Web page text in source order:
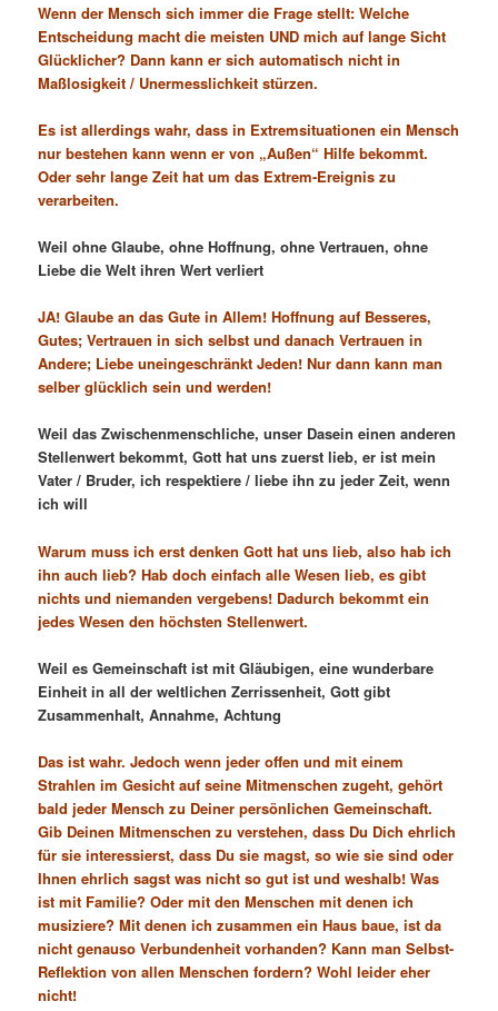
Wenn der Mensch sich immer die Frage stellt: Welche
Entscheidung macht die meisten UND mich auf lange Sicht
Glücklicher? Dann kann er sich automatisch nicht in
Maßlosigkeit / Unermesslichkeit stürzen.
Es ist allerdings wahr, dass in Extremsituationen ein Mensch
nur bestehen kann wenn er von „Außen“ Hilfe bekommt.
Oder sehr lange Zeit hat um das Extrem-Ereignis zu
verarbeiten.
Weil ohne Glaube, ohne Hoffnung, ohne Vertrauen, ohne
Liebe die Welt ihren Wert verliert
JA! Glaube an das Gute in Allem! Hoffnung auf Besseres,
Gutes; Vertrauen in sich selbst und danach Vertrauen in
Andere; Liebe uneingeschränkt Jeden! Nur dann kann man
selber glücklich sein und werden!
Weil das Zwischenmenschliche, unser Dasein einen anderen
Stellenwert bekommt, Gott hat uns zuerst lieb, er ist mein
Vater / Bruder, ich respektiere / liebe ihn zu jeder Zeit, wenn
ich will
Warum muss ich erst denken Gott hat uns lieb, also hab ich
ihn auch lieb? Hab doch einfach alle Wesen lieb, es gibt
nichts und niemanden vergebens! Dadurch bekommt ein
jedes Wesen den höchsten Stellenwert.
Weil es Gemeinschaft ist mit Gläubigen, eine wunderbare
Einheit in all der weltlichen Zerrissenheit, Gott gibt
Zusammenhalt, Annahme, Achtung
Das ist wahr. Jedoch wenn jeder offen und mit einem
Strahlen im Gesicht auf seine Mitmenschen zugeht, gehört
bald jeder Mensch zu Deiner persönlichen Gemeinschaft.
Gib Deinen Mitmenschen zu verstehen, dass Du Dich ehrlich
für sie interessierst, dass Du sie magst, so wie sie sind oder
Ihnen ehrlich sagst was nicht so gut ist und weshalb! Was
ist mit Familie? Oder mit den Menschen mit denen ich
musiziere? Mit denen ich zusammen ein Haus baue, ist da
nicht genauso Verbundenheit vorhanden? Kann man Selbst-
Reflektion von allen Menschen fordern? Wohl leider eher
nicht!